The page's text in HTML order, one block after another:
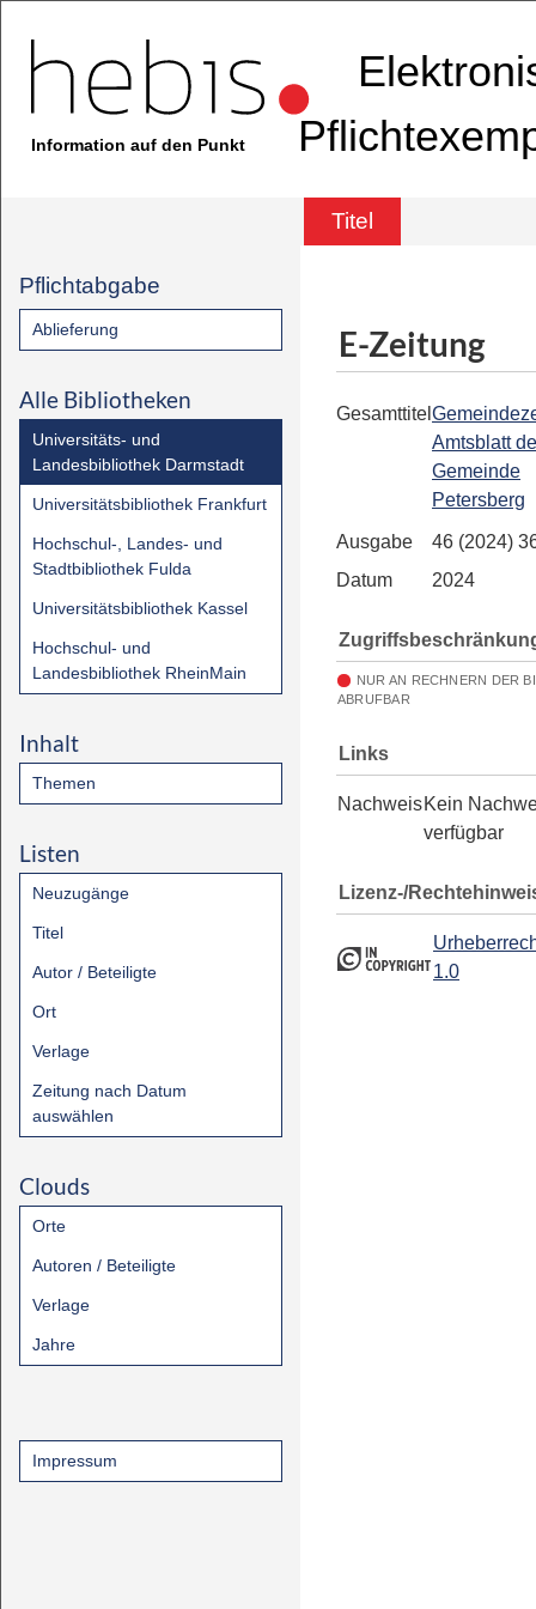
Information auf den Punkt
Titel
Pflichtabgabe
Ablieferung
Alle Bibliotheken
Universitäts- und
Landesbibliothek Darmstadt
Universitätsbibliothek Frankfurt
Hochschul-, Landes- und
Stadtbibliothek Fulda
Universitätsbibliothek Kassel
Hochschul- und
Landesbibliothek RheinMain
Inhalt
Themen
Listen
Neuzugänge
Titel
Autor / Beteiligte
Ort
Verlage
Zeitung nach Datum
auswählen
Clouds
Orte
Autoren / Beteiligte
Verlage
Jahre
Impressum
E-Zeitung
Gesamttitel
Amtsblatt
Gemeinde
Petersberg
Ausgabe
46 (2024)
Datum
2024
NUR AN RECHNERN DER
ABRUFBAR
Links
NachweisKein
verfügbar
Lizenz-/
1.0